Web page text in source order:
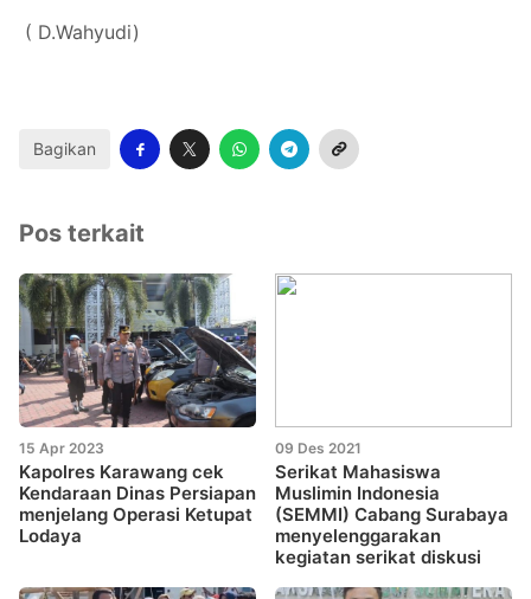
( D.Wahyudi)
Bagikan
Pos terkait
15 Apr 2023
Kapolres Karawang cek
Kendaraan Dinas Persiapan
menjelang Operasi Ketupat
Lodaya
09 Des 2021
Serikat Mahasiswa
Muslimin Indonesia
(SEMMI) Cabang Surabaya
menyelenggarakan
kegiatan serikat diskusi